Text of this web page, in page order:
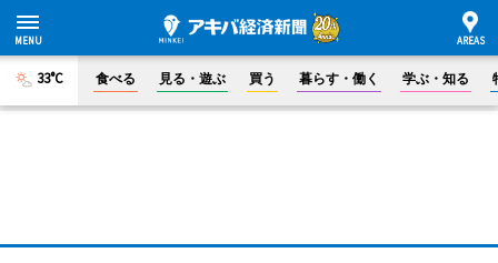
33°C 食べる 見る・遊ぶ 買う 暮らす・働く 学ぶ・知る